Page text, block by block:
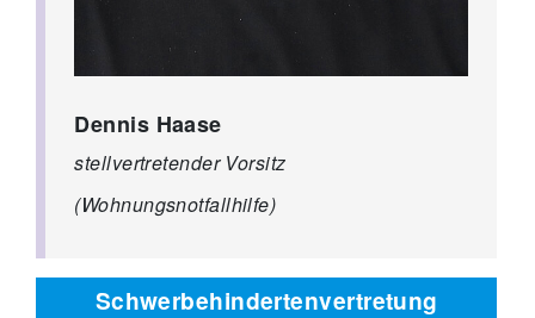
Dennis Haase
stellvertretender Vorsitz
(Wohnungsnotfallhilfe)
Schwerbehindertenvertretung